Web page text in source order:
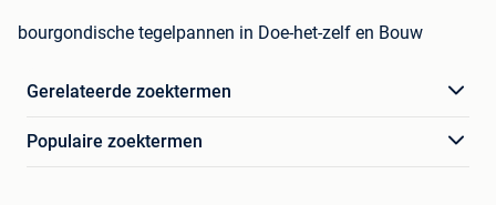
bourgondische tegelpannen in Doe-het-zelf en Bouw
Gerelateerde zoektermen
Populaire zoektermen